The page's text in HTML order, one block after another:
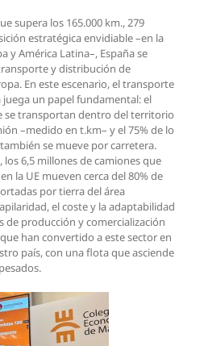
supera los 165.000 km., 279
estratégica envidiable –en la
y América Latina–, España se
y distribución de
En este escenario, el transporte
un papel fundamental: el
se transportan dentro del territorio
–medido en t.km– y el 75% de lo
se mueve por carretera.
6,5 millones de camiones que
la UE mueven cerca del 80% de
por tierra del área
el coste y la adaptabilidad
de producción y comercialización
han convertido a este sector en
país, con una flota que asciende